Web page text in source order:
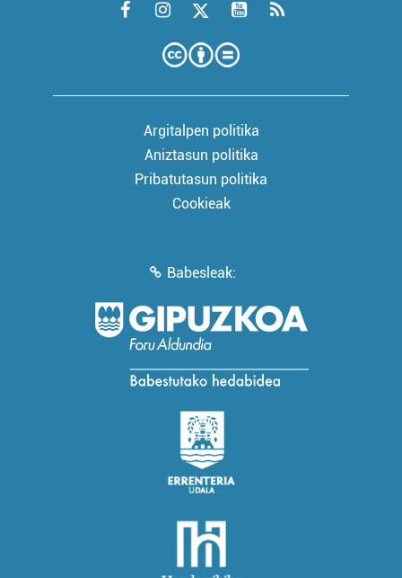
Argitalpen politika
Aniztasun politika
Pribatutasun politika
Cookieak
Babesleak: